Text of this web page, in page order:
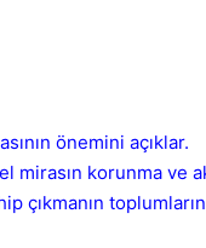
ve
mirasın korunma
çıkmanın